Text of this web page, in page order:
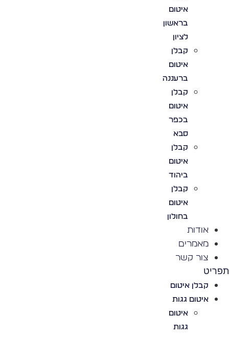
איטום
בראשון
לציון
קבלן
איטום
ברעננה
קבלן
איטום
בכפר
סבא
קבלן
איטום
ביהוד
קבלן
איטום
בחולון
אודות
מאמרים
צור קשר
קבלן איטום
איטום גגות
איטום
גגות